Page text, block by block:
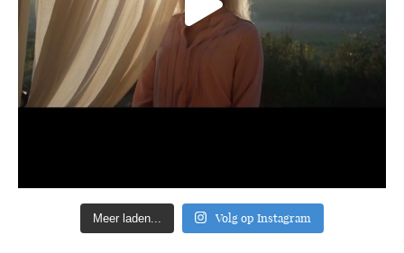
Meer laden... Volg op Instagram